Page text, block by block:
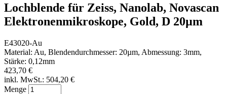
Lochblende für Zeiss, Nanolab, Novascan
Elektronenmikroskope, Gold, D 20µm
E43020-Au
Material: Au, Blendendurchmesser: 20µm, Abmessung: 3mm,
Stärke: 0,12mm
423,70 €
inkl. MwSt.: 504,20 €
Menge